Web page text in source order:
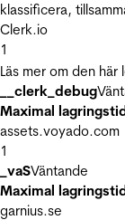
klassificera,
Clerk.io
1
Läs mer om den
__clerk_debug
Maximal
assets.voyado.com
1
_vaSVäntande
Maximal
garnius.se